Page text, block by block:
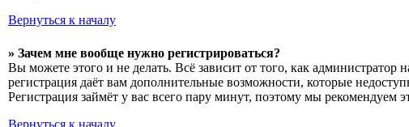
Вернуться к началу
» Зачем мне вообще нужно регистрироваться?
Вы можете этого и не делать. Всё зависит от того, как
регистрация даёт вам дополнительные возможности, которые
Регистрация займёт у вас всего пару минут, поэтому мы рекомендуем
Вернуться к началу